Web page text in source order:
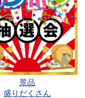
景品
盛りだくさん